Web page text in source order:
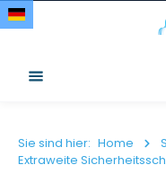
Zum Hauptinhalt
Sie sind hier: Home
Extraweite